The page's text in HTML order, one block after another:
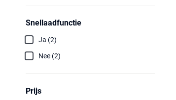
Snellaadfunctie
Ja (2)
Nee (2)
Prijs